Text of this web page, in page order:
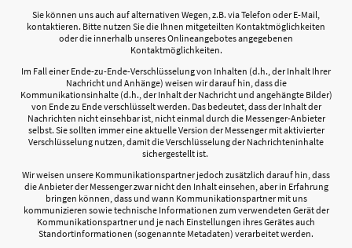
Sie können uns auch auf alternativen Wegen, z.B. via Telefon oder E-Mail,
kontaktieren. Bitte nutzen Sie die Ihnen mitgeteilten Kontaktmöglichkeiten
oder die innerhalb unseres Onlineangebotes angegebenen
Kontaktmöglichkeiten.
Im Fall einer Ende-zu-Ende-Verschlüsselung von Inhalten (d.h., der Inhalt Ihrer
Nachricht und Anhänge) weisen wir darauf hin, dass die
Kommunikationsinhalte (d.h., der Inhalt der Nachricht und angehängte Bilder)
von Ende zu Ende verschlüsselt werden. Das bedeutet, dass der Inhalt der
Nachrichten nicht einsehbar ist, nicht einmal durch die Messenger-Anbieter
selbst. Sie sollten immer eine aktuelle Version der Messenger mit aktivierter
Verschlüsselung nutzen, damit die Verschlüsselung der Nachrichteninhalte
sichergestellt ist.
Wir weisen unsere Kommunikationspartner jedoch zusätzlich darauf hin, dass
die Anbieter der Messenger zwar nicht den Inhalt einsehen, aber in Erfahrung
bringen können, dass und wann Kommunikationspartner mit uns
kommunizieren sowie technische Informationen zum verwendeten Gerät der
Kommunikationspartner und je nach Einstellungen ihres Gerätes auch
Standortinformationen (sogenannte Metadaten) verarbeitet werden.